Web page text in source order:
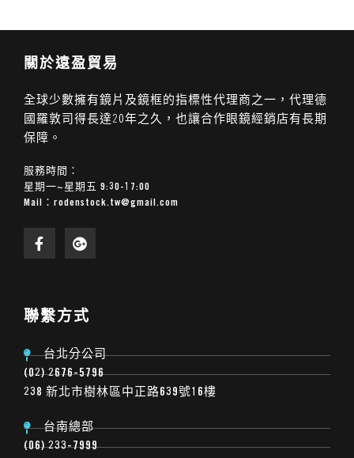
關於遠盈貿易
全球少數擁有鏡片及鏡框的指標性代理商之一，代理德
國羅敦司得長達20年之久，也讓合作眼鏡經銷店有長期
保障。
服務時間：
星期一~星期五 9:30-17:00
Mail： rodenstock.tw@gmail.com
聯繫方式
台北分公司
(02) 2676-5796
238 新北市樹林區中正路639號16樓
台南總部
(06) 233-7999